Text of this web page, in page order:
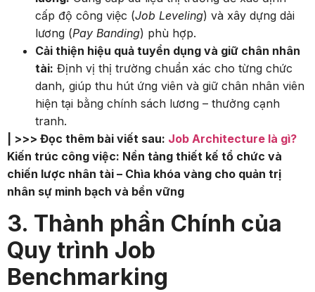
cấp độ công việc (Job Leveling) và xây dựng dải
lương (Pay Banding) phù hợp.
Cải thiện hiệu quả tuyển dụng và giữ chân nhân
tài: Định vị thị trường chuẩn xác cho từng chức
danh, giúp thu hút ứng viên và giữ chân nhân viên
hiện tại bằng chính sách lương – thưởng cạnh
tranh.
| >>> Đọc thêm bài viết sau: Job Architecture là gì?
Kiến trúc công việc: Nền tảng thiết kế tổ chức và
chiến lược nhân tài – Chìa khóa vàng cho quản trị
nhân sự minh bạch và bền vững
3. Thành phần Chính của
Quy trình Job
Benchmarking